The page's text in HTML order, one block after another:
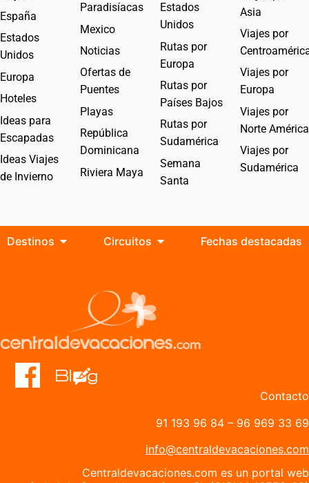
España
Estados
Unidos
Europa
Hoteles
Ideas para
Escapadas
Ideas Viajes
de Invierno
Paradisíacas
Mexico
Noticias
Ofertas de
Puentes
Playas
República
Dominicana
Riviera Maya
Estados
Unidos
Rutas por
Europa
Rutas por
Países Bajos
Rutas por
Sudamérica
Semana
Santa
Asia
Viajes por
Viajes por
Europa
Viajes por
Norte América
Viajes por
Sudamérica
Destinos Circuitos Fechas destacadas
Contacto
91 193 96 84 – 96 969 33 69
info@centraldevacaciones.com
Centraldevacaciones.com es un portal web